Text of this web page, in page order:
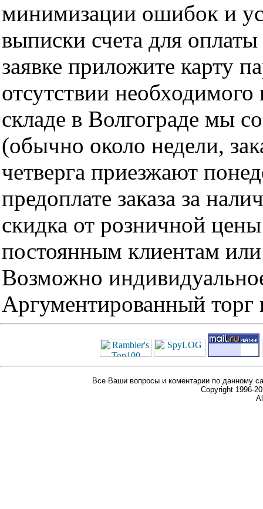
минимизации ошибок и
выписки счета для
заявке приложите карту
отсутствии
складе в Волгограде мы
(обычно около недели,
четверга приезжают
предоплате заказа за
скидка от розничной
постоянным клиентам
Возможно
Аргументированный торг
Все Ваши вопросы и коментарии по данному
Copyright 1996-